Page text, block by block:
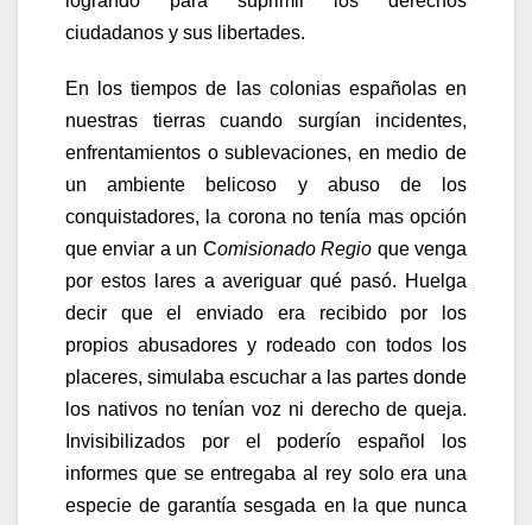
ciudadanos y sus libertades.
En los tiempos de las colonias españolas en
nuestras tierras cuando surgían incidentes,
enfrentamientos o sublevaciones, en medio de
un ambiente belicoso y abuso de los
conquistadores, la corona no tenía mas opción
que enviar a un Comisionado Regio que venga
por estos lares a averiguar qué pasó. Huelga
decir que el enviado era recibido por los
propios abusadores y rodeado con todos los
placeres, simulaba escuchar a las partes donde
los nativos no tenían voz ni derecho de queja.
Invisibilizados por el poderío español los
informes que se entregaba al rey solo era una
especie de garantía sesgada en la que nunca